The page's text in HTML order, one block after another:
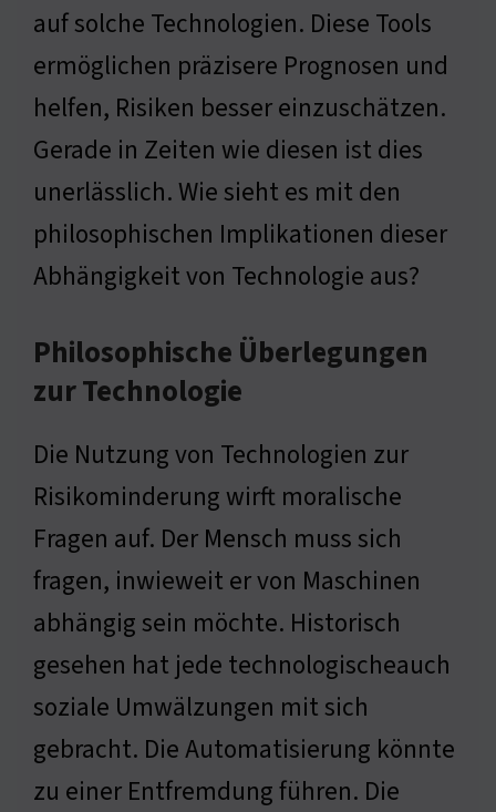
auf solche Technologien. Diese Tools
ermöglichen präzisere Prognosen und
helfen, Risiken besser einzuschätzen.
Gerade in Zeiten wie diesen ist dies
unerlässlich. Wie sieht es mit den
philosophischen Implikationen dieser
Abhängigkeit von Technologie aus?
Philosophische Überlegungen
zur Technologie
Die Nutzung von Technologien zur
Risikominderung wirft moralische
Fragen auf. Der Mensch muss sich
fragen, inwieweit er von Maschinen
abhängig sein möchte. Historisch
gesehen hat jede technologischeauch
soziale Umwälzungen mit sich
gebracht. Die Automatisierung könnte
zu einer Entfremdung führen. Die